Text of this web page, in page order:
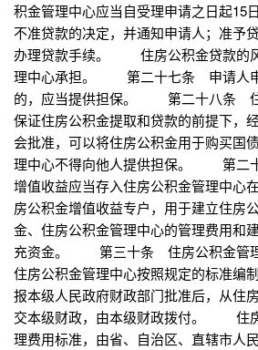
积金管理中心应当自受理申请之日起15
不准贷款的决定，并通知申请人；准予
办理贷款手续。 住房公积金贷款的
理中心承担。 第二十七条 申请人申
的，应当提供担保。 第二十八条 住
保证住房公积金提取和贷款的前提下，
会批准，可以将住房公积金用于购买
理中心不得向他人提供担保。 第二
增值收益应当存入住房公积金管理中心
房公积金增值收益专户，用于建立住房
金、住房公积金管理中心的管理费用和
充资金。 第三十条 住房公积金管理
住房公积金管理中心按照规定的标准编
报本级人民政府财政部门批准后，从住
交本级财政，由本级财政拨付。 住
理费用标准，由省、自治区、直辖市人